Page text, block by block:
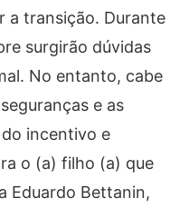
a transição. Durante
surgirão dúvidas
No entanto, cabe
e as
incentivo e
o (a) filho (a) que
Eduardo Bettanin,